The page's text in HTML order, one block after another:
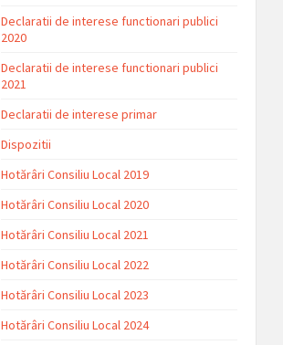
Declaratii de interese functionari publici
2020
Declaratii de interese functionari publici
2021
Declaratii de interese primar
Dispozitii
Hotărâri Consiliu Local 2019
Hotărâri Consiliu Local 2020
Hotărâri Consiliu Local 2021
Hotărâri Consiliu Local 2022
Hotărâri Consiliu Local 2023
Hotărâri Consiliu Local 2024